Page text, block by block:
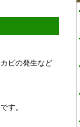
ビの発生など
す。